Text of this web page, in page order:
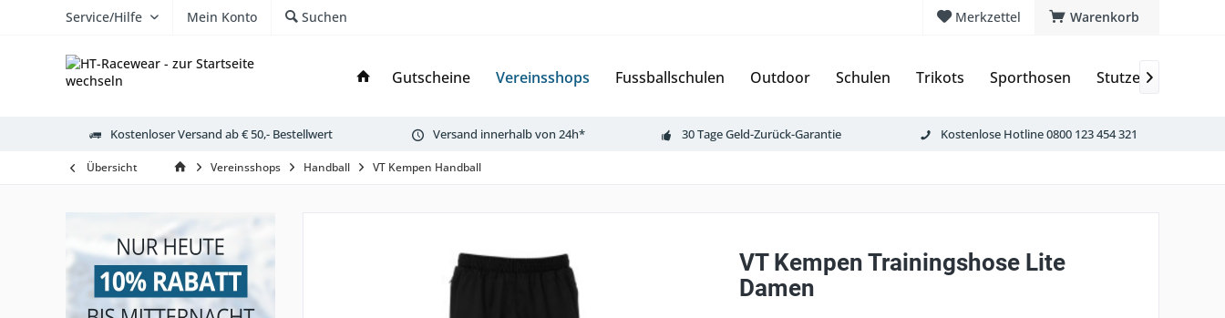
Warenkorb
Merkzettel
Service/Hilfe Mein Konto Suchen
Gutscheine Vereinsshops Fussballschulen Outdoor Schulen Trikots Sporthosen Stutzen & Schoner

Kostenloser Versand ab € 50,- Bestellwert Versand innerhalb von 24h* 30 Tage Geld-Zurück-Garantie Kostenlose Hotline 0800 123 454 321
Übersicht Vereinsshops Handball VT Kempen Handball
VT Kempen Trainingshose Lite
Damen